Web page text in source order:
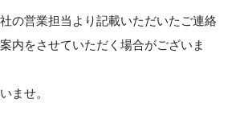
の営業担当より記載いただいたご連絡
内をさせていただく場合がございま
ませ。